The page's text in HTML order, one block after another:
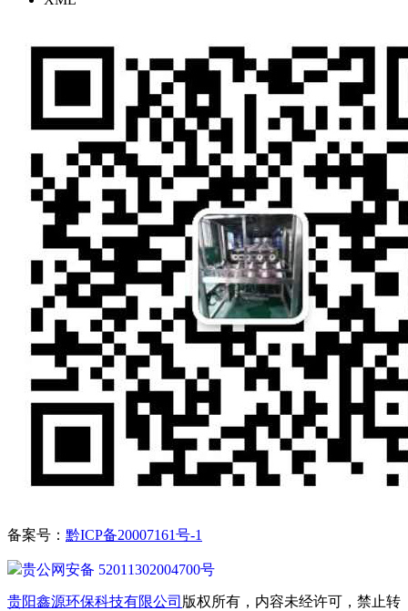
备案号： 黔ICP备20007161号-1
贵公网安备 52011302004700号
贵阳鑫源环保科技有限公司 版权所有，内容未经许可，禁止转